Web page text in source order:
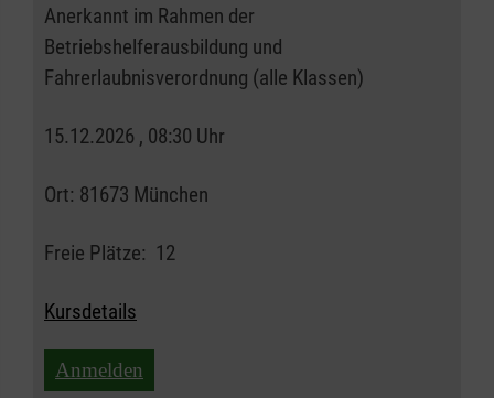
Anerkannt im Rahmen der
Betriebshelferausbildung und
Fahrerlaubnisverordnung (alle Klassen)
15.12.2026 , 08:30 Uhr
Ort: 81673 München
Freie Plätze: 12
Kursdetails
Anmelden